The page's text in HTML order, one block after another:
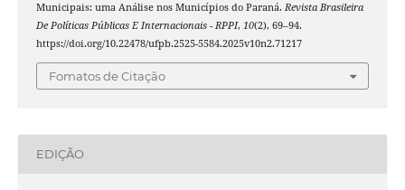
Municipais: uma Análise nos Municípios do Paraná. Revista Brasileira
De Políticas Públicas E Internacionais - RPPI, 10(2), 69–94.
https://doi.org/10.22478/ufpb.2525-5584.2025v10n2.71217
Fomatos de Citação
EDIÇÃO